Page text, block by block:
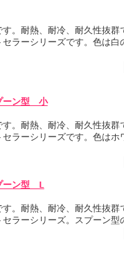
。耐熱、耐冷、耐久性抜群
ラーシリーズです。色は白
ーン型 小
。耐熱、耐冷、耐久性抜群
ラーシリーズです。色はホ
ーン型 L
。耐熱、耐冷、耐久性抜群
ラーシリーズ。スプーン型